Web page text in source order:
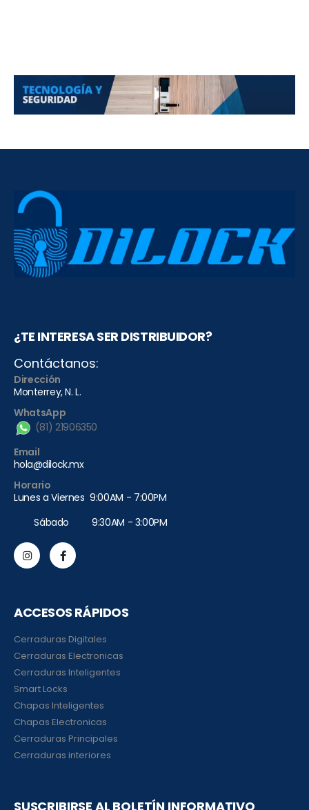
¿TE INTERESA SER DISTRIBUIDOR?
Contáctanos:
Dirección
Monterrey, N. L.
WhatsApp
(81) 21906350
Email
hola@dilock.mx
Horario
Lunes a Viernes 9:00AM - 7:00PM
Sábado 9:30AM - 3:00PM
ACCESOS RÁPIDOS
Cerraduras Digitales
Cerraduras Electronicas
Cerraduras Inteligentes
Smart Locks
Chapas Inteligentes
Chapas Electronicas
Cerraduras Principales
Cerraduras interiores
SUSCRIBIRSE AL BOLETÍN INFORMATIVO